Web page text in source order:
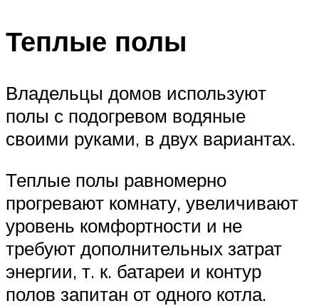
Теплые полы
Владельцы домов используют
полы с подогревом водяные
своими руками, в двух вариантах.
Теплые полы равномерно
прогревают комнату, увеличивают
уровень комфортности и не
требуют дополнительных затрат
энергии, т. к. батареи и контур
полов запитан от одного котла.